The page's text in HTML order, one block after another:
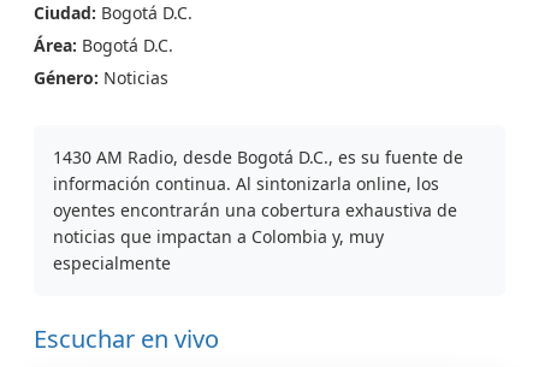
Ciudad: Bogotá D.C.
Área: Bogotá D.C.
Género: Noticias
1430 AM Radio, desde Bogotá D.C., es su fuente de
información continua. Al sintonizarla online, los
oyentes encontrarán una cobertura exhaustiva de
noticias que impactan a Colombia y, muy
especialmente
Escuchar en vivo